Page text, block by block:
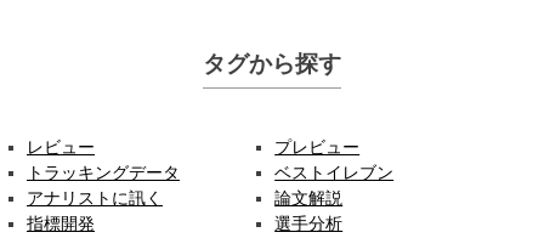
タグから探す
レビュー
プレビュー
トラッキングデータ
ベストイレブン
アナリストに訊く
論文解説
指標開発
選手分析